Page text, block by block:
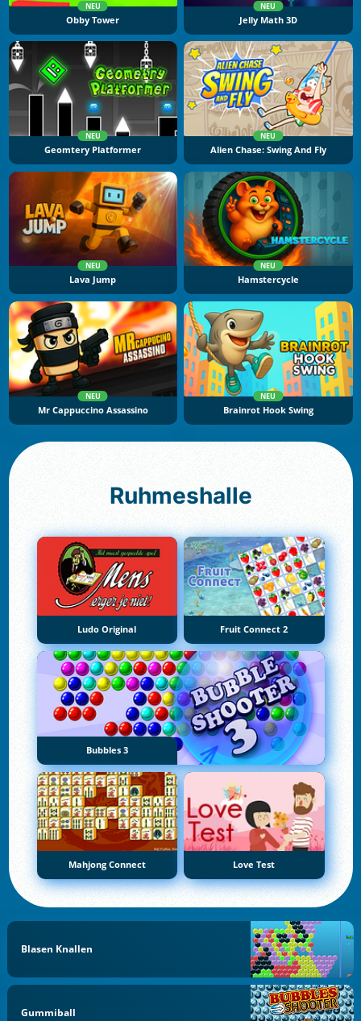
NEU
Obby Tower
NEU
Jelly Math 3D
NEU
Geomtery Platformer
NEU
Alien Chase: Swing And Fly
NEU
Lava Jump
NEU
Hamstercycle
NEU
Mr Cappuccino Assassino
NEU
Brainrot Hook Swing
Ruhmeshalle
Ludo Original Fruit Connect 2
Bubbles 3
Mahjong Connect Love Test
Blasen Knallen
Gummiball